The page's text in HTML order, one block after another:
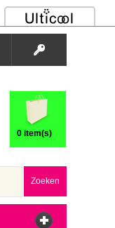
0 item(s)
Zoeken